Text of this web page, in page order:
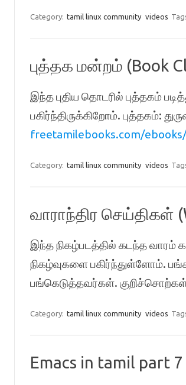
Category: tamil linux community videos
புத்தக மன்றம் (Book
இந்த புதிய தொடரில் புத்தகம்
பகிர்ந்திருக்கிறோம். புத்தகம்:
freetamilebooks.com/
Category: tamil linux community videos
வாராந்திர செய்திகள்
இந்த நிகழ்படத்தில் கடந்த வாரம்
நிகழ்வுகளை பகிர்ந்துள்ளோம்.
பங்கெடுத்தவர்கள்.
Category: tamil linux community videos
Emacs in tamil part